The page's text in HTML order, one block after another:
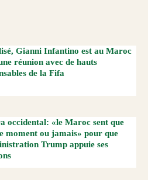
Gianni Infantino est au Maroc
réunion avec de hauts
de la Fifa
occidental: «le Maroc sent que
moment ou jamais» pour que
Trump appuie ses